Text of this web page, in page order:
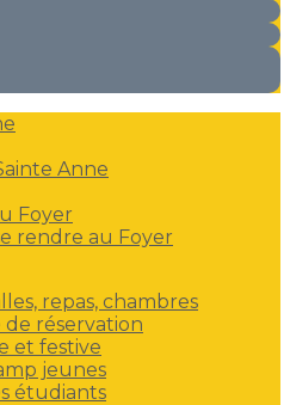
Anne
Foyer
rendre au Foyer
repas, chambres
réservation
et festive
jeunes
étudiants